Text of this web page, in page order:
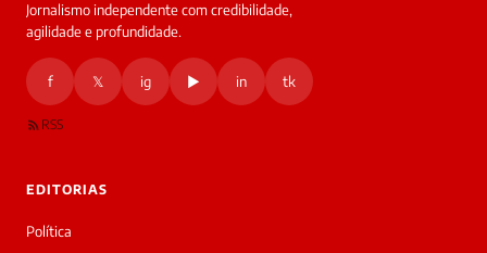
Oi!
Jornalismo independente com credibilidade,
agilidade e profundidade.
f 𝕏 ig ▶ in tk
RSS
EDITORIAS
Política